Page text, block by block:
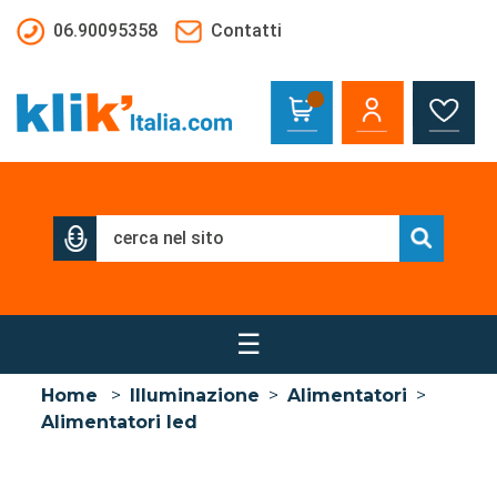
06.90095358
Contatti
☰
Home > Illuminazione > Alimentatori >
Alimentatori led